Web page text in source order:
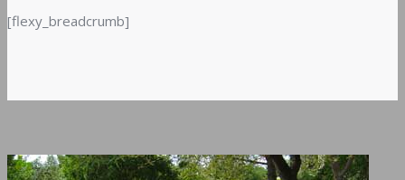
[flexy_breadcrumb]